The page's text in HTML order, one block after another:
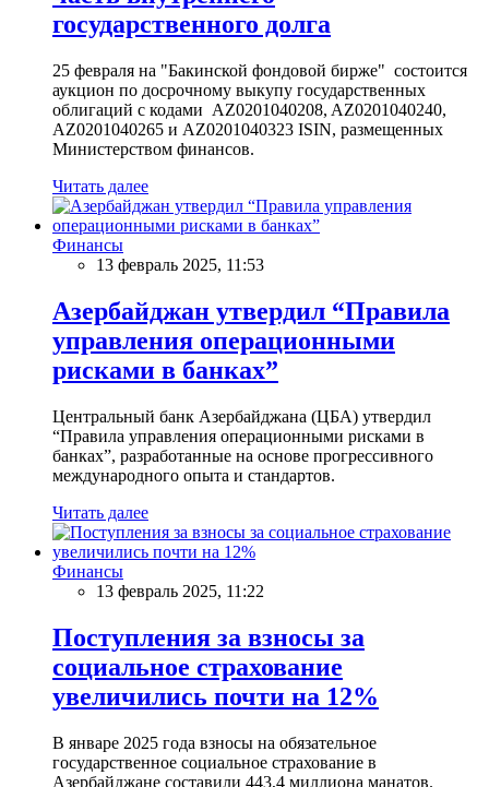
государственного долга
25 февраля на "Бакинской фондовой бирже" состоится
аукцион по досрочному выкупу государственных
облигаций с кодами AZ0201040208, AZ0201040240,
AZ0201040265 и AZ0201040323 ISIN, размещенных
Министерством финансов.
Читать далее
Финансы
13 февраль 2025, 11:53
Азербайджан утвердил “Правила
управления операционными
рисками в банках”
Центральный банк Азербайджана (ЦБА) утвердил
“Правила управления операционными рисками в
банках”, разработанные на основе прогрессивного
международного опыта и стандартов.
Читать далее
Финансы
13 февраль 2025, 11:22
Поступления за взносы за
социальное страхование
увеличились почти на 12%
В январе 2025 года взносы на обязательное
государственное социальное страхование в
Азербайджане составили 443,4 миллиона манатов.